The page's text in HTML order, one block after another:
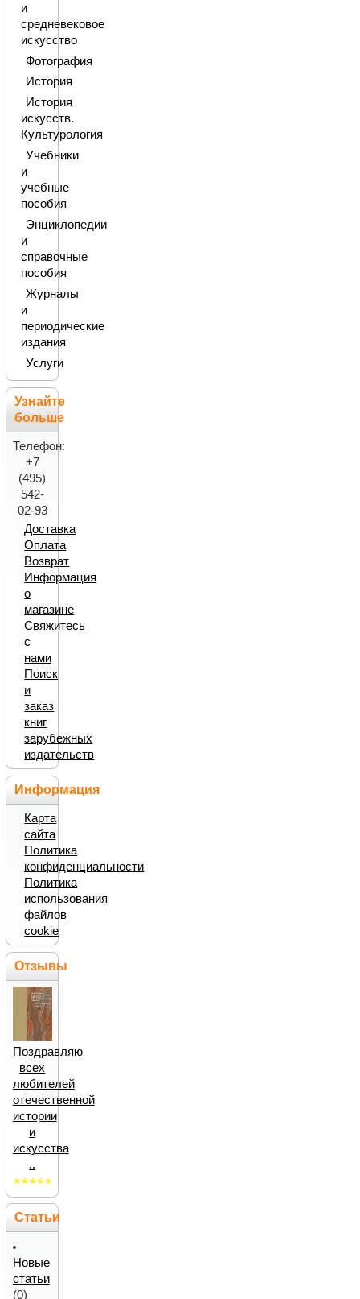
и
средневековое
искусство
Фотография
История
История
искусств.
Культурология
Учебники
и
учебные
пособия
Энциклопедии
и
справочные
пособия
Журналы
и
периодические
издания
Услуги
Узнайте
больше
Телефон:
+7
(495)
542-
02-93
Доставка
Оплата
Возврат
Информация
о
магазине
Свяжитесь
с
нами
Поиск
и
заказ
книг
зарубежных
издательств
Информация
Карта
сайта
Политика
конфиденциальности
Политика
использования
файлов
cookie
Отзывы
Поздравляю
всех
любителей
отечественной
истории
и
искусства
..
Статьи
Новые
статьи
(0)